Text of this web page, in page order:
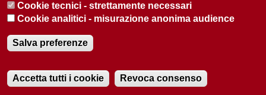
Cookie tecnici - strettamente necessari
Cookie analitici - misurazione anonima audience
Salva preferenze
Accetta tutti i cookie Revoca consenso